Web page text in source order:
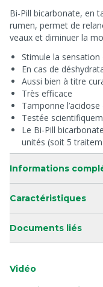
Bi-Pill bicarbonate, en
rumen, permet de
veaux et diminuer la
Stimule la
En cas de
Aussi bien à titre
Très efficace
Tamponne
Testée
Le Bi-Pill
unités (soit 5
Informations
Caractéristiques
Documents liés
Vidéo